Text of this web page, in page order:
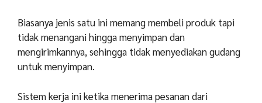
Biasanya jenis satu ini memang membeli produk tapi
tidak menangani hingga menyimpan dan
mengirimkannya, sehingga tidak menyediakan gudang
untuk menyimpan.
Sistem kerja ini ketika menerima pesanan dari